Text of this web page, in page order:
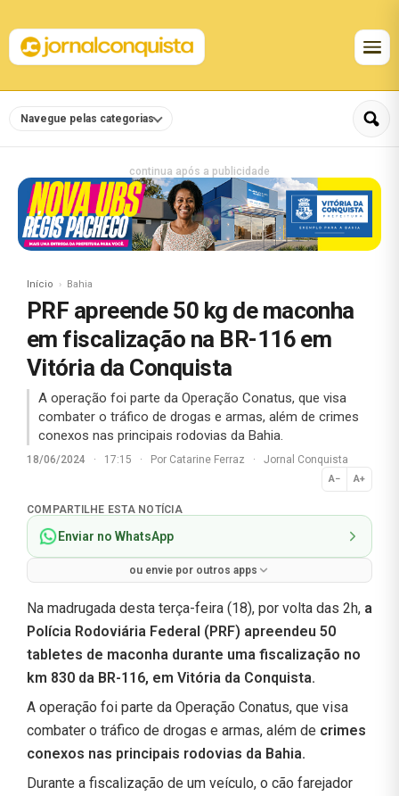
Navegue pelas categorias
continua após a publicidade
Início Bahia
PRF apreende 50 kg de maconha
em fiscalização na BR-116 em
Vitória da Conquista
A operação foi parte da Operação Conatus, que visa
combater o tráfico de drogas e armas, além de crimes
conexos nas principais rodovias da Bahia.
18/06/2024 · 17:15 · Por Catarine Ferraz · Jornal Conquista
A− A+
Normal
COMPARTILHE ESTA NOTÍCIA
Enviar no WhatsApp
ou envie por outros apps
Na madrugada desta terça-feira (18), por volta das 2h, a
Polícia Rodoviária Federal (PRF) apreendeu 50
tabletes de maconha durante uma fiscalização no
km 830 da BR-116, em Vitória da Conquista.
A operação foi parte da Operação Conatus, que visa
combater o tráfico de drogas e armas, além de crimes
conexos nas principais rodovias da Bahia.
Durante a fiscalização de um veículo, o cão farejador